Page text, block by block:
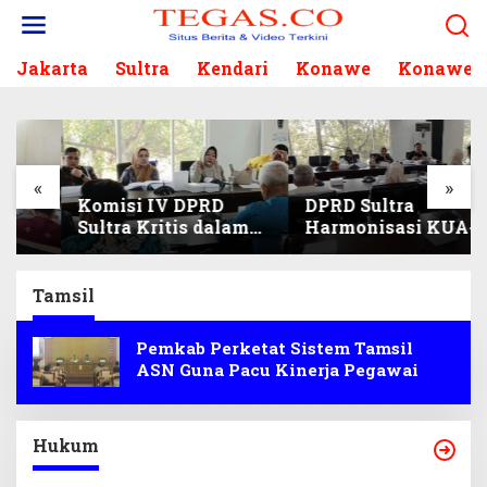
Jakarta Sultra Kendari Konawe Konawe
« »
Komisi IV DPRD
Sultra Kritis dalam
Harmonisasi KUA-
Perubahan APBD
2026
DPRD Sultra
Harmonisasi KUA-
PPAS 2027, Prioritas
Tamsil
Pemkab Perketat Sistem Tamsil
ASN Guna Pacu Kinerja Pegawai
Hukum